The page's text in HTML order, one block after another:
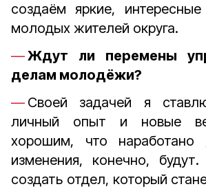
создаём яркие,
молодых жителей округа.
Ждут ли перемены
делам молодёжи?
Своей задачей я
личный опыт и новые
хорошим, что
изменения, конечно,
создать отдел, который